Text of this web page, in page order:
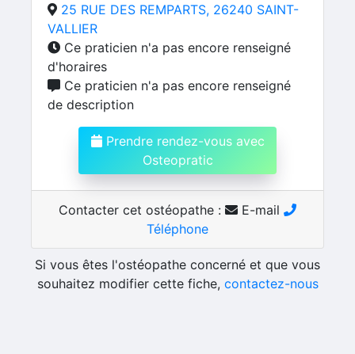
25 RUE DES REMPARTS, 26240 SAINT-
VALLIER
Ce praticien n'a pas encore renseigné
d'horaires
Ce praticien n'a pas encore renseigné
de description
Prendre rendez-vous avec
Osteopratic
Contacter cet ostéopathe :
E-mail
Téléphone
Si vous êtes l'ostéopathe concerné et que vous
souhaitez modifier cette fiche, contactez-nous